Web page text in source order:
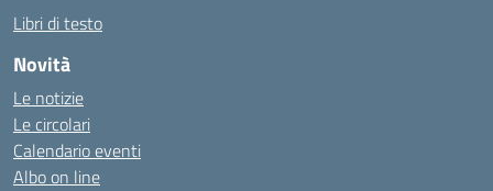
Libri di testo
Novità
Le notizie
Le circolari
Calendario eventi
Albo on line